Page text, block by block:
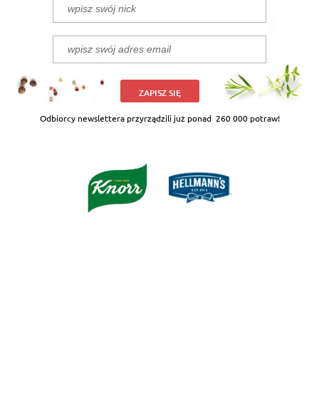
ZAPISZ SIĘ
Odbiorcy newslettera przyrządzili już ponad 260 000 potraw!